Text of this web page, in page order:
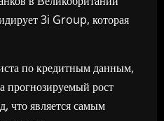
3i Group, которая
по кредитным данным,
прогнозируемый рост
что является самым